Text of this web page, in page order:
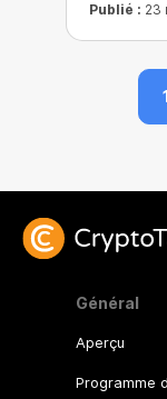
Publié : 23
Général
Aperçu
Programme